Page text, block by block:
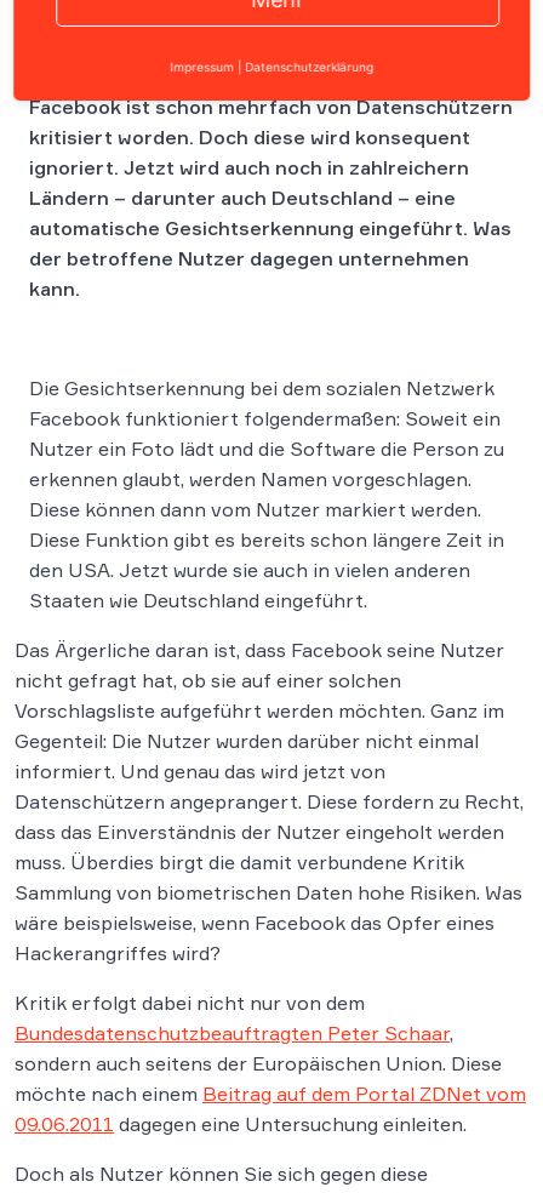
Facebook ist schon mehrfach von Datenschützern
kritisiert worden. Doch diese wird konsequent
ignoriert. Jetzt wird auch noch in zahlreichern
Ländern – darunter auch Deutschland – eine
automatische Gesichtserkennung eingeführt. Was
der betroffene Nutzer dagegen unternehmen
kann.
Die Gesichtserkennung bei dem sozialen Netzwerk
Facebook funktioniert folgendermaßen: Soweit ein
Nutzer ein Foto lädt und die Software die Person zu
erkennen glaubt, werden Namen vorgeschlagen.
Diese können dann vom Nutzer markiert werden.
Diese Funktion gibt es bereits schon längere Zeit in
den USA. Jetzt wurde sie auch in vielen anderen
Staaten wie Deutschland eingeführt.
Das Ärgerliche daran ist, dass Facebook seine Nutzer
nicht gefragt hat, ob sie auf einer solchen
Vorschlagsliste aufgeführt werden möchten. Ganz im
Gegenteil: Die Nutzer wurden darüber nicht einmal
informiert. Und genau das wird jetzt von
Datenschützern angeprangert. Diese fordern zu Recht,
dass das Einverständnis der Nutzer eingeholt werden
muss. Überdies birgt die damit verbundene Kritik
Sammlung von biometrischen Daten hohe Risiken. Was
wäre beispielsweise, wenn Facebook das Opfer eines
Hackerangriffes wird?
Kritik erfolgt dabei nicht nur von dem
Bundesdatenschutzbeauftragten Peter Schaar,
sondern auch seitens der Europäischen Union. Diese
möchte nach einem Beitrag auf dem Portal ZDNet vom
09.06.2011 dagegen eine Untersuchung einleiten.
Doch als Nutzer können Sie sich gegen diese
Impressum Datenschutzerklärung